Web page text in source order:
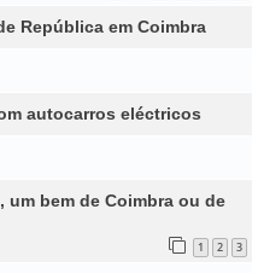
República em Coimbra
autocarros eléctricos
bem de Coimbra ou de
1 2 3